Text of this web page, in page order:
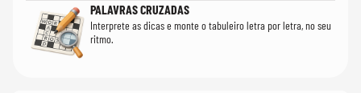
PALAVRAS CRUZADAS
Interprete as dicas e monte o tabuleiro letra por letra, no seu
ritmo.